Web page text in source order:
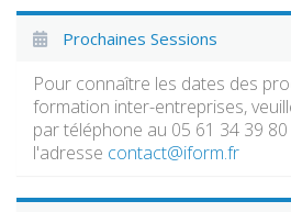
Prochaines Sessions
Pour connaître les dates des
formation inter-entreprises,
par téléphone au 05 61 34 39
l'adresse contact@iform.fr